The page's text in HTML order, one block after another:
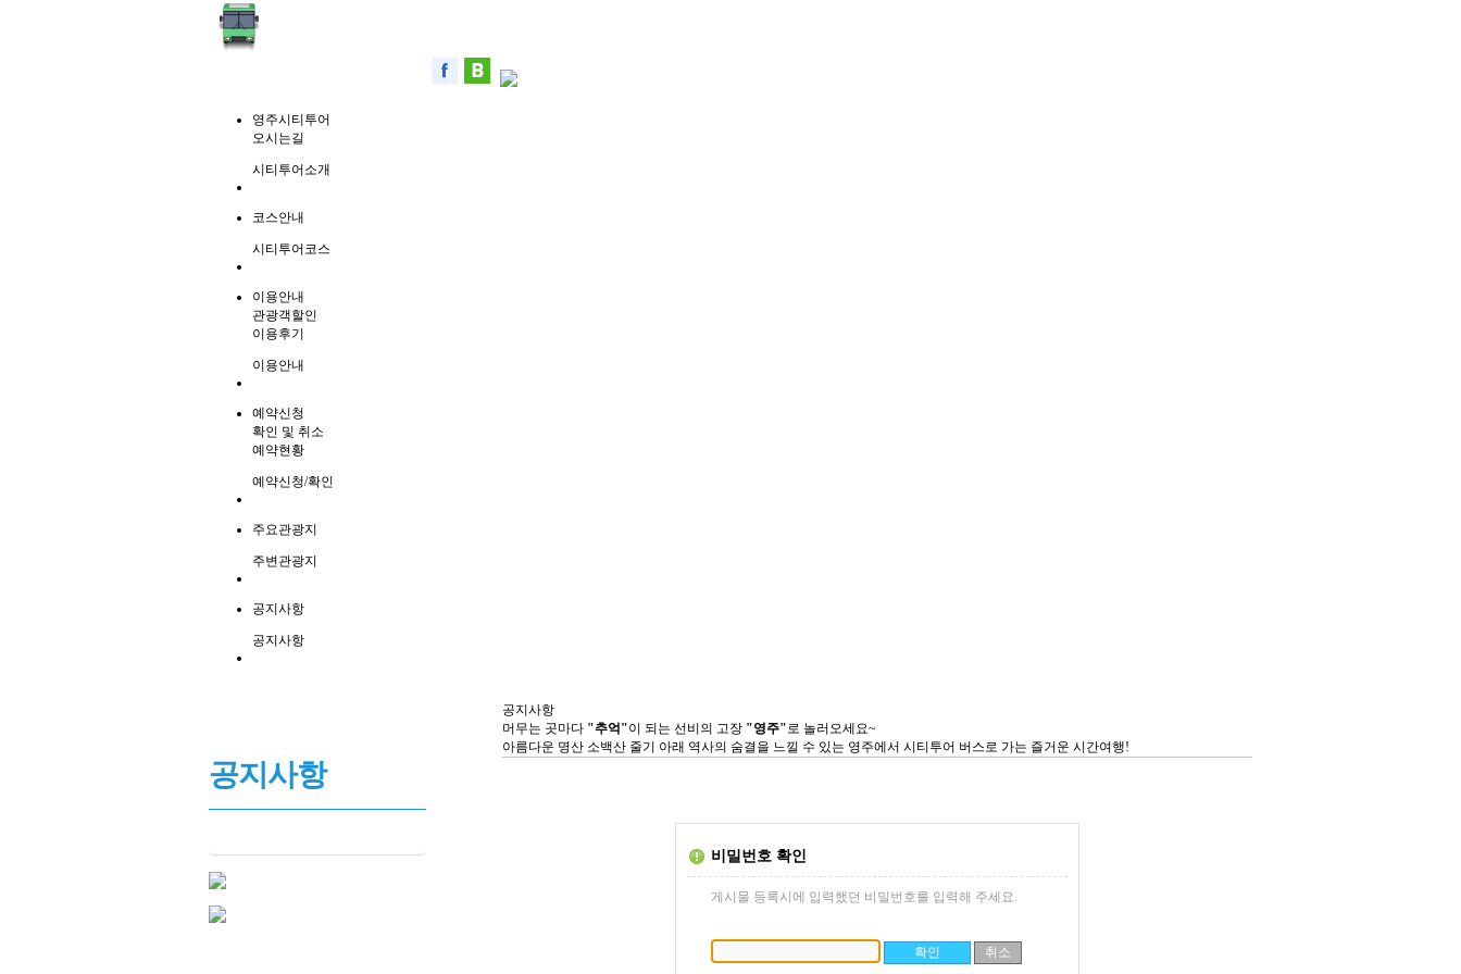
영주시티투어
오시는길
시티투어소개
코스안내
시티투어코스
이용안내
관광객할인
이용후기
이용안내
예약신청
확인 및 취소
예약현황
예약신청/확인
주요관광지
주변관광지
공지사항
공지사항
공지사항
공지사항
머무는 곳마다 "추억"이 되는 선비의 고장 "영주"로 놀러오세요~
아름다운 명산 소백산 줄기 아래 역사의 숨결을 느낄 수 있는 영주에서 시티투어 버스로 가는 즐거운 시간여행!
비밀번호 확인
게시물 등록시에 입력했던 비밀번호를 입력해 주세요.